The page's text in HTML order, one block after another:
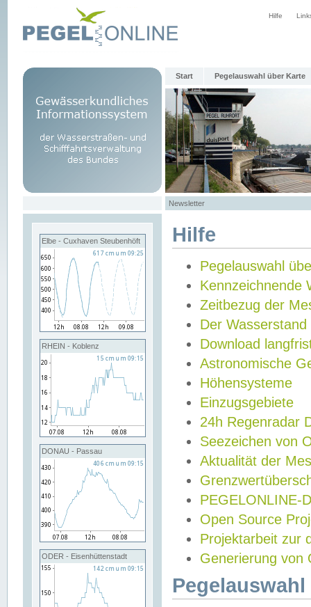
Hilfe
Start Pegelauswahl über Karte
Newsletter
Elbe - Cuxhaven Steubenhöft
RHEIN - Koblenz
DONAU - Passau
ODER - Eisenhüttenstadt
Hilfe
Pegelauswahl
Kennzeichnende
Zeitbezug der
Der Wasserstand
Download
Astronomische
Höhensysteme
Einzugsgebiete
24h Regenradar
Seezeichen von
Aktualität der
PEGELONLINE-
Open Source
Projektarbeit zur
Generierung von